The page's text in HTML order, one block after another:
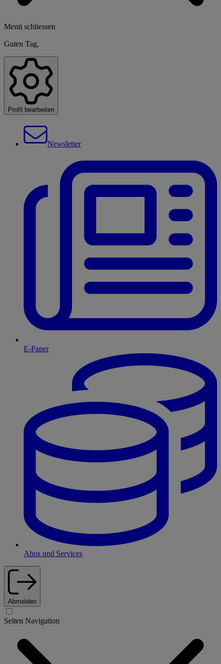
Menü schliessen
Guten Tag,
Profil bearbeiten
Newsletter
E-Paper
Abos und Services
Abmelden
Seiten Navigation